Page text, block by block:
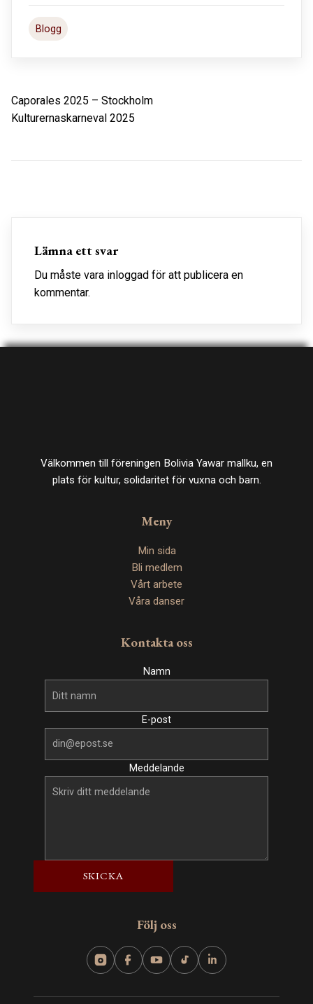
Blogg
Inläggsnavigering
Caporales 2025 – Stockholm
Kulturernaskarneval 2025
Lämna ett svar
Du måste vara inloggad för att publicera en
kommentar.
Välkommen till föreningen Bolivia Yawar mallku, en
plats för kultur, solidaritet för vuxna och barn.
Meny
Min sida
Bli medlem
Vårt arbete
Våra danser
Kontakta oss
Namn
E-post
Meddelande
SKICKA
Följ oss